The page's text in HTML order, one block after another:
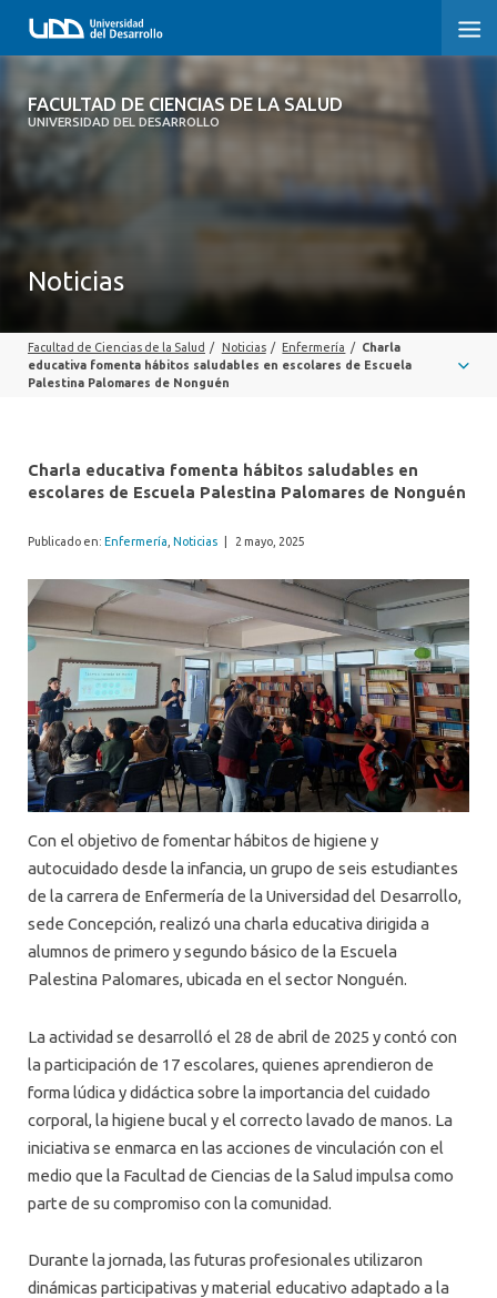
FACULTAD DE CIENCIAS DE LA SALUD
UNIVERSIDAD DEL DESARROLLO
FACULTAD DE CIENCIAS DE LA SALUD
CLÍNICA ERNESTO SILVA B.
Noticias
Facultad de Ciencias de la Salud / Noticias / Enfermería /
Charla
educativa fomenta hábitos saludables en escolares de Escuela
Palestina Palomares de Nonguén
Charla educativa fomenta hábitos saludables en
escolares de Escuela Palestina Palomares de Nonguén
Publicado en: Enfermería Noticias 2 mayo, 2025
Con el objetivo de fomentar hábitos de higiene y
autocuidado desde la infancia, un grupo de seis estudiantes
de la carrera de Enfermería de la Universidad del Desarrollo,
sede Concepción, realizó una charla educativa dirigida a
alumnos de primero y segundo básico de la Escuela
Palestina Palomares, ubicada en el sector Nonguén.
La actividad se desarrolló el 28 de abril de 2025 y contó con
la participación de 17 escolares, quienes aprendieron de
forma lúdica y didáctica sobre la importancia del cuidado
corporal, la higiene bucal y el correcto lavado de manos. La
iniciativa se enmarca en las acciones de vinculación con el
medio que la Facultad de Ciencias de la Salud impulsa como
parte de su compromiso con la comunidad.
Durante la jornada, las futuras profesionales utilizaron
dinámicas participativas y material educativo adaptado a la